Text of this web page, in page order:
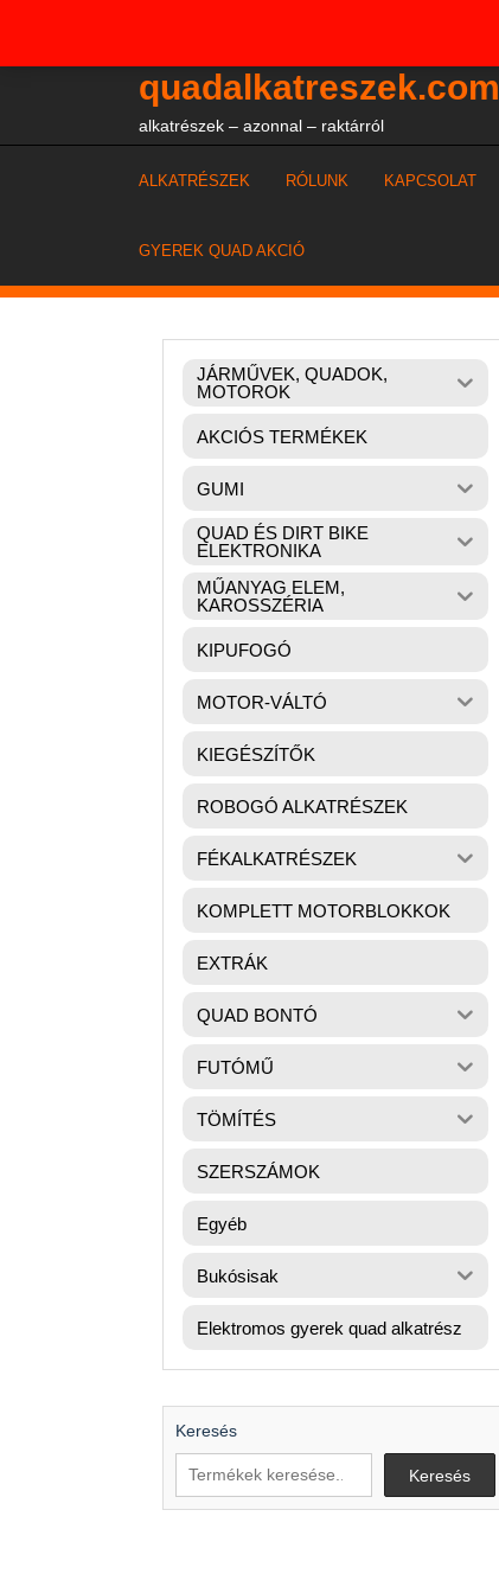
quadalkatreszek.com
alkatrészek – azonnal – raktárról
ALKATRÉSZEK RÓLUNK KAPCSOLAT
GYEREK QUAD AKCIÓ
JÁRMŰVEK, QUADOK,
MOTOROK
AKCIÓS TERMÉKEK
GUMI
QUAD ÉS DIRT BIKE
ELEKTRONIKA
MŰANYAG ELEM,
KAROSSZÉRIA
KIPUFOGÓ
MOTOR-VÁLTÓ
KIEGÉSZÍTŐK
ROBOGÓ ALKATRÉSZEK
FÉKALKATRÉSZEK
KOMPLETT MOTORBLOKKOK
EXTRÁK
QUAD BONTÓ
FUTÓMŰ
TÖMÍTÉS
SZERSZÁMOK
Egyéb
Bukósisak
Elektromos gyerek quad alkatrész
Keresés
Keresés